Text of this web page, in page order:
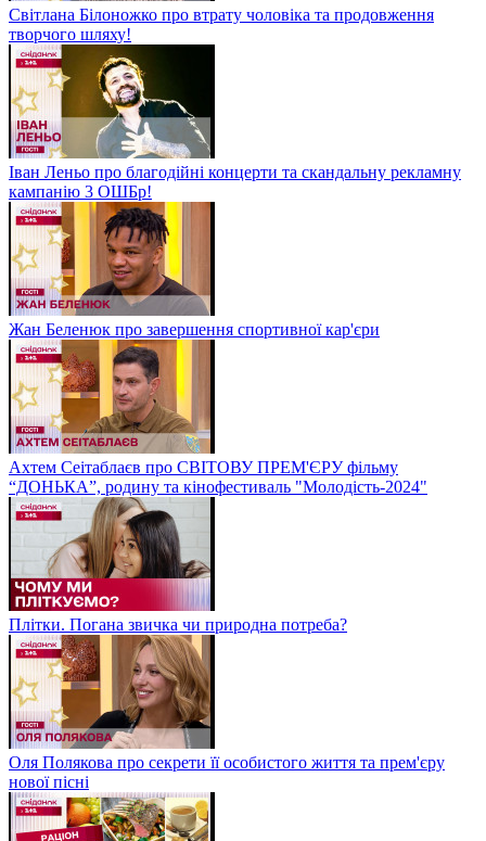
Світлана Білоножко про втрату чоловіка та продовження
творчого шляху!
Іван Леньо про благодійні концерти та скандальну рекламну
кампанію 3 ОШБр!
Жан Беленюк про завершення спортивної кар'єри
Ахтем Сеітаблаєв про СВІТОВУ ПРЕМ'ЄРУ фільму
“ДОНЬКА”, родину та кінофестиваль "Молодість-2024"
Плітки. Погана звичка чи природна потреба?
Оля Полякова про секрети її особистого життя та прем'єру
нової пісні